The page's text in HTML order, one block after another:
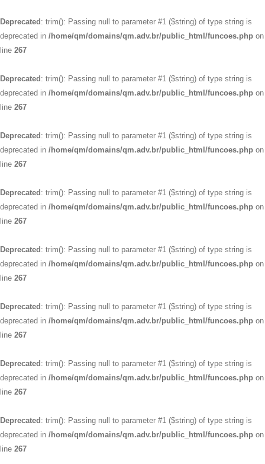
Deprecated : trim(): Passing null to parameter #1 ($string) of type string is
deprecated in /home/qm/domains/qm.adv.br/public_html/funcoes.php on
line 267
Deprecated : trim(): Passing null to parameter #1 ($string) of type string is
deprecated in /home/qm/domains/qm.adv.br/public_html/funcoes.php on
line 267
Deprecated : trim(): Passing null to parameter #1 ($string) of type string is
deprecated in /home/qm/domains/qm.adv.br/public_html/funcoes.php on
line 267
Deprecated : trim(): Passing null to parameter #1 ($string) of type string is
deprecated in /home/qm/domains/qm.adv.br/public_html/funcoes.php on
line 267
Deprecated : trim(): Passing null to parameter #1 ($string) of type string is
deprecated in /home/qm/domains/qm.adv.br/public_html/funcoes.php on
line 267
Deprecated : trim(): Passing null to parameter #1 ($string) of type string is
deprecated in /home/qm/domains/qm.adv.br/public_html/funcoes.php on
line 267
Deprecated : trim(): Passing null to parameter #1 ($string) of type string is
deprecated in /home/qm/domains/qm.adv.br/public_html/funcoes.php on
line 267
Deprecated : trim(): Passing null to parameter #1 ($string) of type string is
deprecated in /home/qm/domains/qm.adv.br/public_html/funcoes.php on
line 267